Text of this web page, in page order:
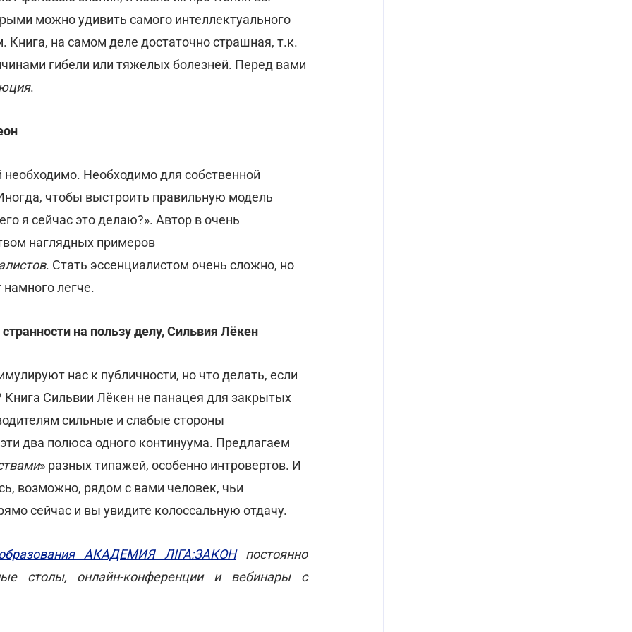
можно удивить самого интеллектуального
на самом деле достаточно страшная, т.к.
гибели или тяжелых болезней. Перед вами
.
необходимо. Необходимо для собственной
чтобы выстроить правильную модель
я сейчас это делаю?». Автор в очень
наглядных примеров
. Стать эссенциалистом очень сложно, но
намного легче.
на пользу делу, Сильвия Лёкен
нас к публичности, но что делать, если
Сильвии Лёкен не панацея для закрытых
сильные и слабые стороны
два полюса одного континуума. Предлагаем
» разных типажей, особенно интровертов. И
возможно, рядом с вами человек, чьи
сейчас и вы увидите колоссальную отдачу.
АКАДЕМИЯ ЛІГА:ЗАКОНпостоянно
столы, онлайн-конференции и вебинары с